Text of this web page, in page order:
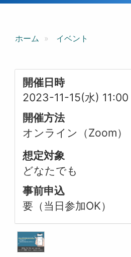
ホーム イベント
開催日時
2023-11-15(水) 11:00
開催方法
オンライン（Zoom）
想定対象
どなたでも
事前申込
要（当日参加OK）